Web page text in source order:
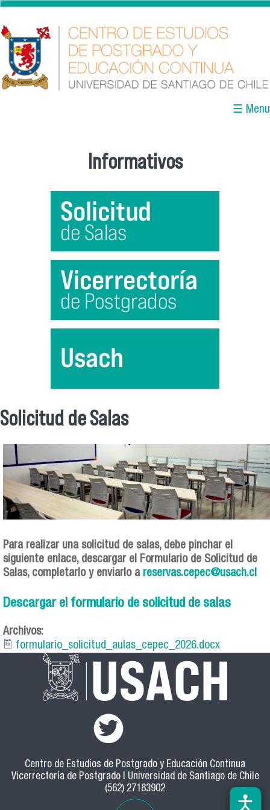
Pasar al contenido principal
☰ Menu
Informativos
Solicitud de Salas
Para realizar una solicitud de salas, debe pinchar el
siguiente enlace, descargar el Formulario de Solicitud de
Salas, completarlo y enviarlo a reservas.cepec@usach.cl
Descargar el formulario de solicitud de salas
Archivos:
formulario_solicitud_aulas_cepec_2026.docx
Centro de Estudios de Postgrado y Educación Continua
Vicerrectoría de Postgrado | Universidad de Santiago de Chile
(562) 27183902